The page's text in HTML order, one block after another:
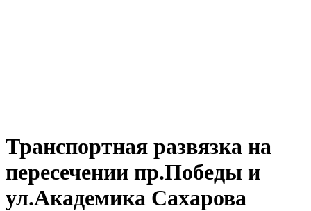
Транспортная развязка на
пересечении пр.Победы и
ул.Академика Сахарова